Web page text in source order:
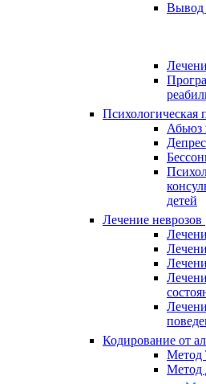
Вывод
Психологическая
Абьюз
детей
Лечение неврозов
Кодирование от
Метод
Метод